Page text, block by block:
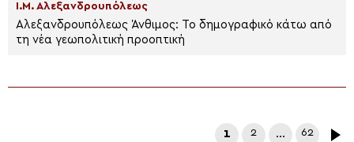
Ι.Μ. Αλεξανδρουπόλεως
Αλεξανδρουπόλεως Άνθιμος: Το δημογραφικό κάτω από
τη νέα γεωπολιτική προοπτική
1 2 … 62